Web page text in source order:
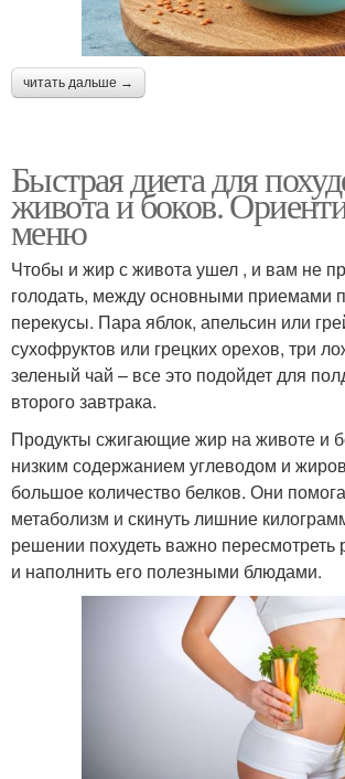
читать дальше →
Быстрая диета для
живота и боков.
меню
Чтобы и жир с живота ушел , и вам не
голодать, между основными приемами
перекусы. Пара яблок, апельсин или
сухофруктов или грецких орехов, три
зеленый чай – все это подойдет для
второго завтрака.
Продукты сжигающие жир на животе и
низким содержанием углеводом и
большое количество белков. Они
метаболизм и скинуть лишние
решении похудеть важно пересмотреть
и наполнить его полезными блюдами.